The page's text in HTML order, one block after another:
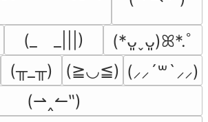
(_　_|||)
(*ᴗ͈ˬᴗ͈)ꕤ*.ﾟ
(╥_╥) (≧◡≦) (⸝⸝´꒳`⸝⸝)
(⇀‸↼‶)